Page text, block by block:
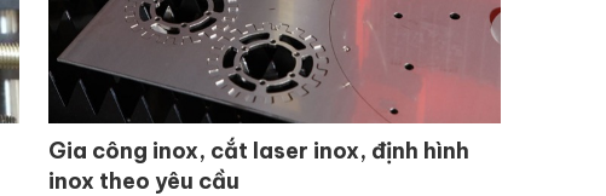
Gia công inox, cắt laser inox, định hình
inox theo yêu cầu